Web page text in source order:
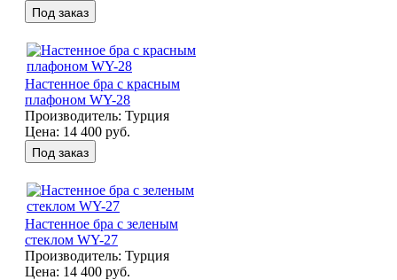
Настенное бра с красным
плафоном WY-28
Производитель: Турция
Цена: 14 400 руб.
Настенное бра с зеленым
стеклом WY-27
Производитель: Турция
Цена: 14 400 руб.